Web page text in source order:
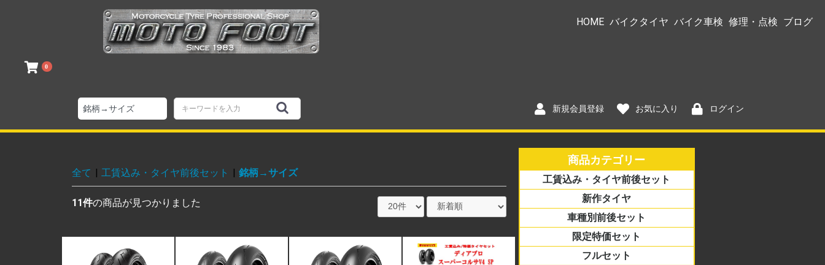
HOME バイクタイヤ バイク車検 修理・点検 ブログ
0
新規会員登録 お気に入り ログイン
全て | 工賃込み・タイヤ前後セット | 銘柄→サイズ
11件の商品が見つかりました
商品カテゴリー
工賃込み・タイヤ前後セット
新作タイヤ
車種別前後セット
限定特価セット
スクーター/ミニバイク
フルセット